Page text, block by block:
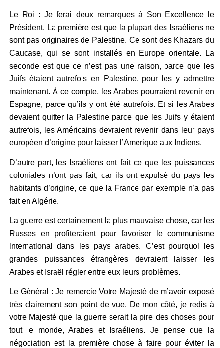
Le Roi : Je ferai deux remarques à Son Excellence le
Président. La première est que la plupart des Israéliens ne
sont pas originaires de Palestine. Ce sont des Khazars du
Caucase, qui se sont installés en Europe orientale. La
seconde est que ce n’est pas une raison, parce que les
Juifs étaient autrefois en Palestine, pour les y admettre
maintenant. À ce compte, les Arabes pourraient revenir en
Espagne, parce qu’ils y ont été autrefois. Et si les Arabes
devaient quitter la Palestine parce que les Juifs y étaient
autrefois, les Américains devraient revenir dans leur pays
européen d’origine pour laisser l’Amérique aux Indiens.
D’autre part, les Israéliens ont fait ce que les puissances
coloniales n’ont pas fait, car ils ont expulsé du pays les
habitants d’origine, ce que la France par exemple n’a pas
fait en Algérie.
La guerre est certainement la plus mauvaise chose, car les
Russes en profiteraient pour favoriser le communisme
international dans les pays arabes. C’est pourquoi les
grandes puissances étrangères devraient laisser les
Arabes et Israël régler entre eux leurs problèmes.
Le Général : Je remercie Votre Majesté de m’avoir exposé
très clairement son point de vue. De mon côté, je redis à
votre Majesté que la guerre serait la pire des choses pour
tout le monde, Arabes et Israéliens. Je pense que la
négociation est la première chose à faire pour éviter la